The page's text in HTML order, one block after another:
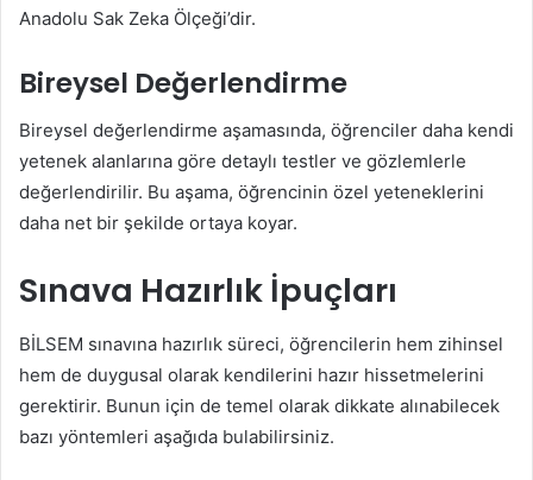
Anadolu Sak Zeka Ölçeği’dir.
Bireysel Değerlendirme
Bireysel değerlendirme aşamasında, öğrenciler daha kendi
yetenek alanlarına göre detaylı testler ve gözlemlerle
değerlendirilir. Bu aşama, öğrencinin özel yeteneklerini
daha net bir şekilde ortaya koyar.
Sınava Hazırlık İpuçları
BİLSEM sınavına hazırlık süreci, öğrencilerin hem zihinsel
hem de duygusal olarak kendilerini hazır hissetmelerini
gerektirir. Bunun için de temel olarak dikkate alınabilecek
bazı yöntemleri aşağıda bulabilirsiniz.